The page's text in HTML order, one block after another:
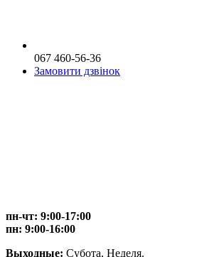
067 460-56-36
Замовити дзвінок
пн-чт: 9:00-17:00
пн: 9:00-16:00
Выходные: Субота, Неделя.